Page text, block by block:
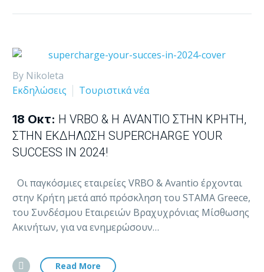
By Nikoleta
Εκδηλώσεις
Τουριστικά νέα
18 Οκτ: Η VRBO & Η AVANTIO ΣΤΗΝ ΚΡΉΤΗ,
ΣΤΗΝ ΕΚΔΉΛΩΣΗ SUPERCHARGE YOUR
SUCCESS IN 2024!
Οι παγκόσμιες εταιρείες VRBO & Avantio έρχονται
στην Κρήτη μετά από πρόσκληση του STAMA Greece,
του Συνδέσμου Εταιρειών Βραχυχρόνιας Μίσθωσης
Ακινήτων, για να ενημερώσουν…
Read More